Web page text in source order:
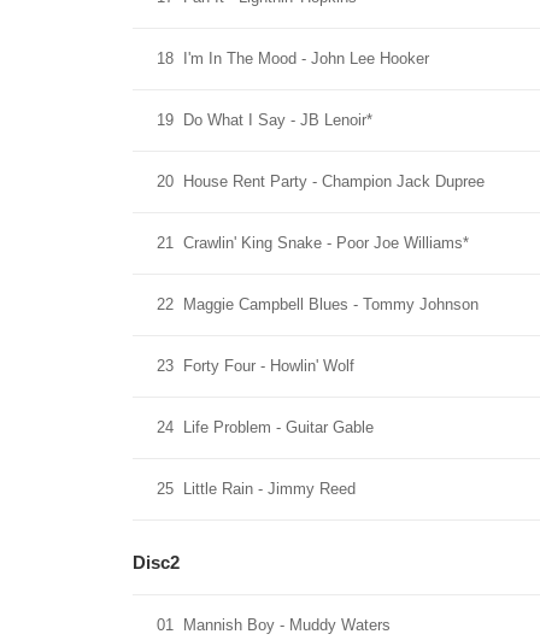
18 I'm In The Mood - John Lee Hooker
19 Do What I Say - JB Lenoir*
20 House Rent Party - Champion Jack Dupree
21 Crawlin' King Snake - Poor Joe Williams*
22 Maggie Campbell Blues - Tommy Johnson
23 Forty Four - Howlin' Wolf
24 Life Problem - Guitar Gable
25 Little Rain - Jimmy Reed
Disc2
01 Mannish Boy - Muddy Waters